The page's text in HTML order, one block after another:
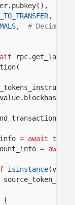
,
,
# Decimals
= await
= await
isinstance
{